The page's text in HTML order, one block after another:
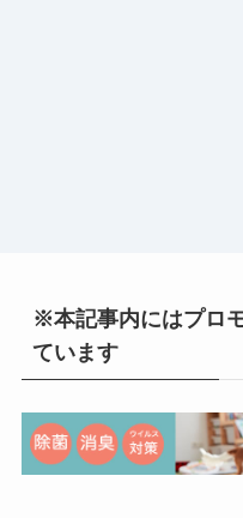
※本記事内にはプロ
ています